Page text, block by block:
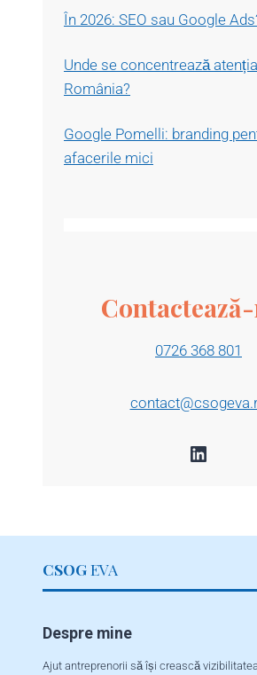
În 2026: SEO sau Google
Unde se concentrează
România?
Google Pomelli: branding
afacerile mici
0726 368 801
LinkedIn
CSOGEVA
Despre mine
Ajut antreprenorii să își crească